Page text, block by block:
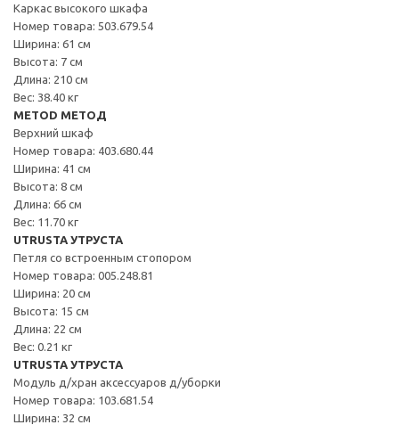
Каркас высокого шкафа
Номер товара: 503.679.54
Ширина: 61 см
Высота: 7 см
Длина: 210 см
Вес: 38.40 кг
METOD МЕТОД
Верхний шкаф
Номер товара: 403.680.44
Ширина: 41 см
Высота: 8 см
Длина: 66 см
Вес: 11.70 кг
UTRUSTA УТРУСТА
Петля со встроенным стопором
Номер товара: 005.248.81
Ширина: 20 см
Высота: 15 см
Длина: 22 см
Вес: 0.21 кг
UTRUSTA УТРУСТА
Модуль д/хран аксессуаров д/уборки
Номер товара: 103.681.54
Ширина: 32 см